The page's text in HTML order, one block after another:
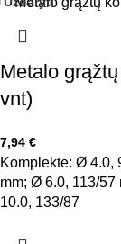
Metalo
vnt)
7,94 €
Komplekte: Ø 4.0,
mm; Ø 6.0, 113/
10.0, 133/87